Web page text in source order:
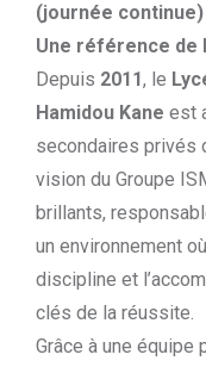
(journée continue)
Une référence de
Depuis 2011, le
Hamidou Kane est
secondaires privés
vision du Groupe
brillants,
un environnement
discipline et
clés de la réussite.
Grâce à une équipe